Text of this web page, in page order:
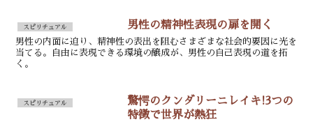
スピリチュアル 男性の精神性表現の扉を開く
男性の内面に迫り、精神性の表出を阻むさまざまな社会的要因に光を
当てる。自由に表現できる環境の醸成が、男性の自己表現の道を拓
く。
スピリチュアル
驚愕のクンダリーニレイキ!3つの
特徴で世界が熱狂